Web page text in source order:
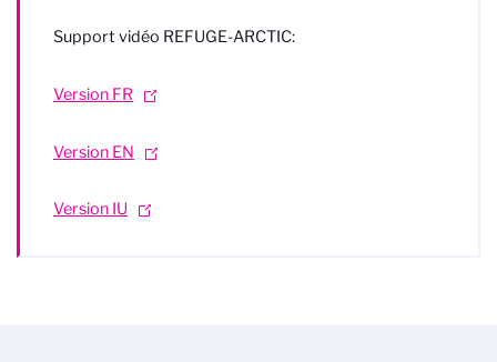
Support vidéo REFUGE-ARCTIC:
Version FR
Version EN
Version IU